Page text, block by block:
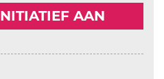
AAN